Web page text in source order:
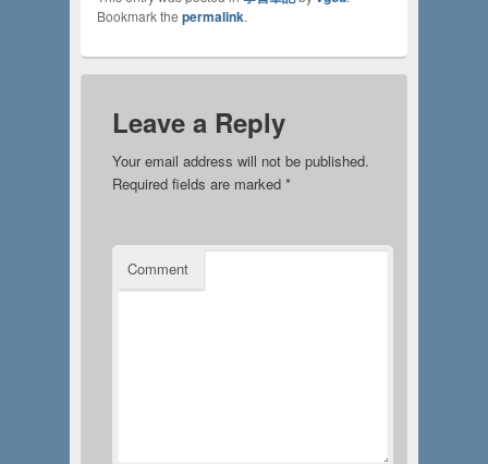
Bookmark the permalink.
Leave a Reply
Your email address will not be published.
Required fields are marked *
Comment